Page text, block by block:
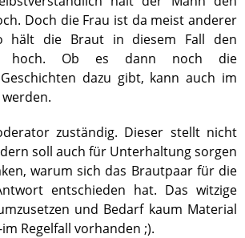
Doch die Frau ist da meist anderer
hält die Braut in diesem Fall den
hoch. Ob es dann noch die
dazu gibt, kann auch im
zuständig. Dieser stellt nicht
soll auch für Unterhaltung sorgen
warum sich das Brautpaar für die
entschieden hat. Das witzige
und Bedarf kaum Material
Regelfall vorhanden ;).